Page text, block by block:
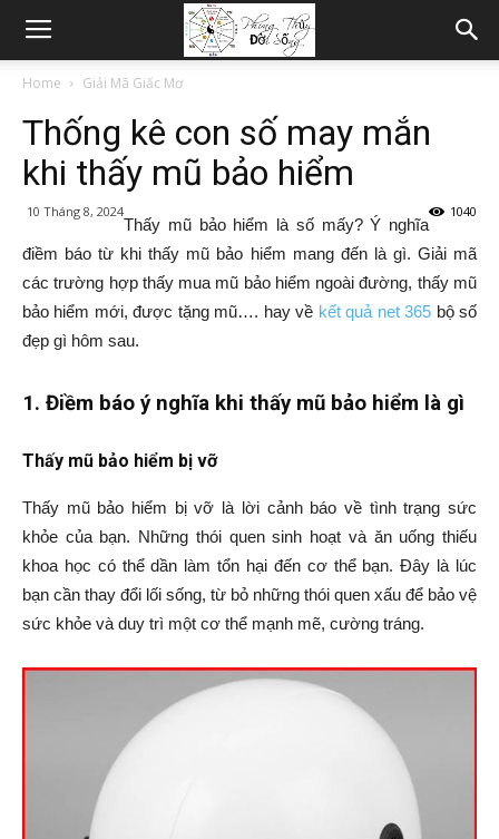
Home Giải Mã Giấc Mơ
Thống kê con số may mắn
khi thấy mũ bảo hiểm
10 Tháng 8, 2024 1040
Thấy mũ bảo hiểm là số mấy? Ý nghĩa
điềm báo từ khi thấy mũ bảo hiểm mang đến là gì. Giải mã
các trường hợp thấy mua mũ bảo hiểm ngoài đường, thấy mũ
bảo hiểm mới, được tặng mũ…. hay về kết quả net 365 bộ số
đẹp gì hôm sau.
1. Điềm báo ý nghĩa khi thấy mũ bảo hiểm là gì
Thấy mũ bảo hiểm bị vỡ
Thấy mũ bảo hiểm bị vỡ là lời cảnh báo về tình trạng sức
khỏe của bạn. Những thói quen sinh hoạt và ăn uống thiếu
khoa học có thể dần làm tổn hại đến cơ thể bạn. Đây là lúc
bạn cần thay đổi lối sống, từ bỏ những thói quen xấu để bảo vệ
sức khỏe và duy trì một cơ thể mạnh mẽ, cường tráng.